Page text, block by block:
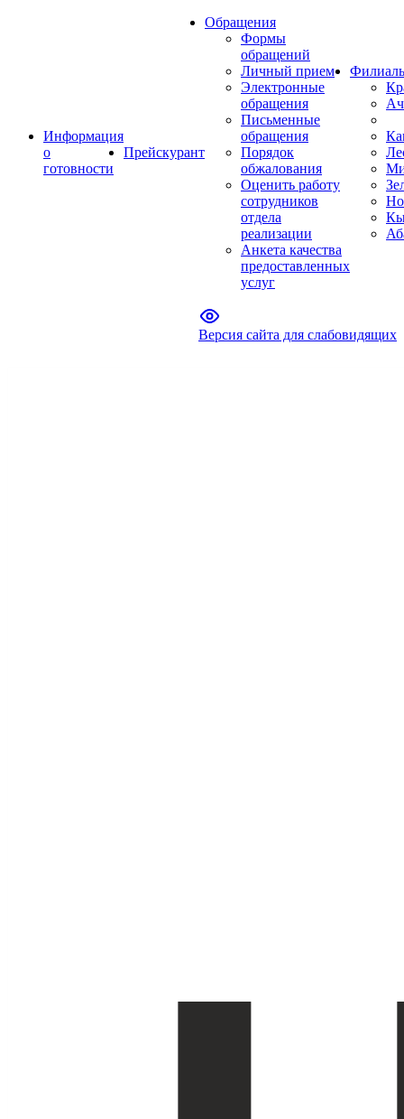
Информация
о
готовности
Прейскурант
Обращения
Формы
обращений
Личный прием
Электронные
обращения
Письменные
обращения
Порядок
обжалования
Оценить работу
сотрудников
отдела
реализации
Анкета качества
предоставленных
услуг
Версия сайта для слабовидящих